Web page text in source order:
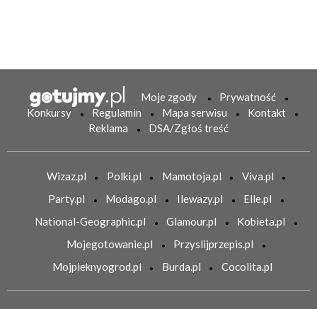
Moje zgody
Prywatność
Konkursy
Regulamin Mapa serwisu
Kontakt
Reklama
DSA/Zgłoś treść
Wizaz.pl Polki.pl Mamotoja.pl
Viva.pl
Party.pl
Modago.pl Ilewazy.pl
Elle.pl
National-Geographic.pl
Glamour.pl
Kobieta.pl
Mojegotowanie.pl
Przyslijprzepis.pl
Mojpieknyogrod.pl
Burda.pl Cocolita.pl